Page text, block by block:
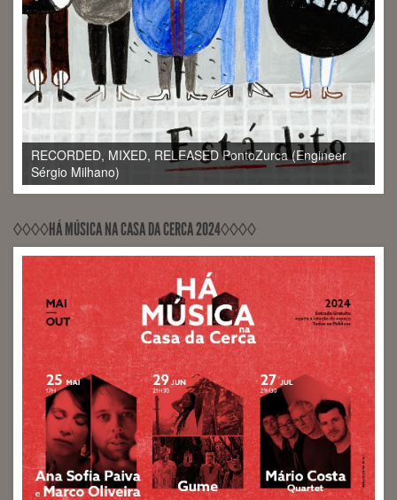
RECORDED, MIXED, RELEASED PontoZurca (Engineer
Sérgio Milhano)
◊◊◊◊HÁ MÚSICA NA CASA DA CERCA 2024◊◊◊◊